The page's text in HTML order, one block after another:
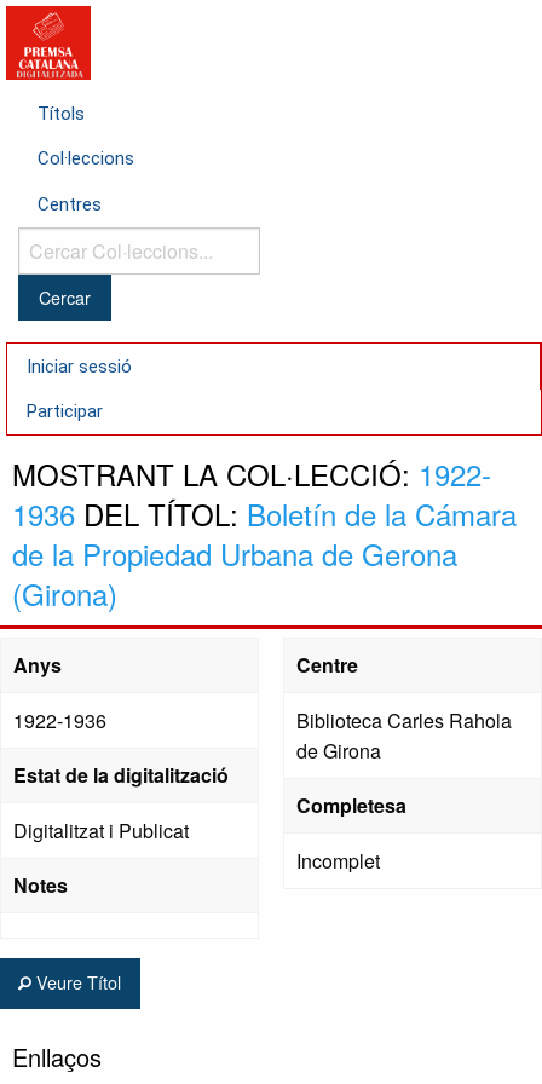
Títols
Col·leccions
Centres
Cercar
Col·leccions...
Iniciar sessió
Participar
MOSTRANT LA COL·LECCIÓ: 1922-
1936 DEL TÍTOL: Boletín de la Cámara
de la Propiedad Urbana de Gerona
(Girona)
Anys
1922-1936
Estat de la digitalització
Digitalitzat i Publicat
Notes
Centre
Biblioteca Carles Rahola
de Girona
Completesa
Incomplet
Veure Títol
Enllaços